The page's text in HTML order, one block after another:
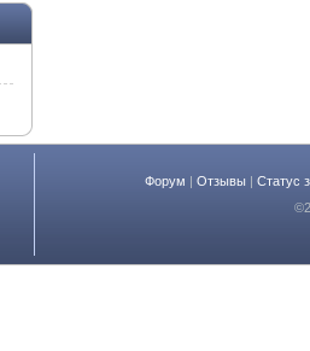
Форум |Отзывы |Статус